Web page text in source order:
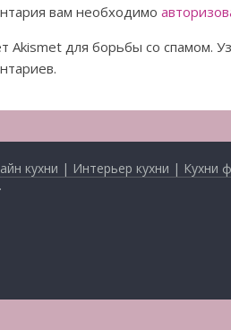
вам необходимо
Akismet для борьбы со спамом.
кухни | Интерьер кухни | Кухни